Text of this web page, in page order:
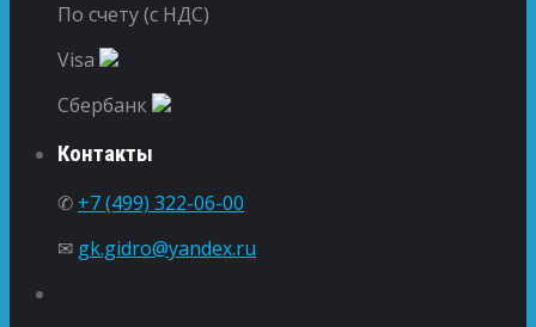
По счету (с НДС)
Visa
Сбербанк
Контакты
✆ +7 (499) 322-06-00
✉ gk.gidro@yandex.ru